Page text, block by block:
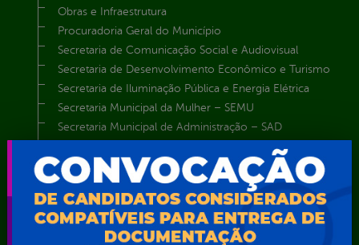
Obras e Infraestrutura
Procuradoria Geral do Município
Secretaria de Comunicação Social e Audiovisual
Secretaria de Desenvolvimento Econômico e Turismo
Secretaria de Iluminação Pública e Energia Elétrica
Secretaria Municipal da Mulher – SEMU
Secretaria Municipal de Administração – SAD
Secretaria Municipal de Agricultura e Recursos Hídricos –
SEMARH / Secretaria de Agricultura Familiar – SEMAF
Secretaria Municipal de Educação – SEST
Secretaria Municipal de Esporte e Lazer – SEMEL
Secretaria Municipal de Finanças – SECFIN
Secretaria Municipal de Governo – SEGOV